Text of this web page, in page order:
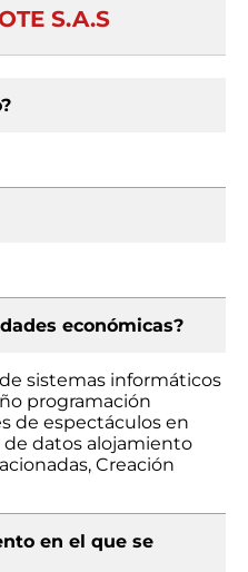
S.A.S
económicas?
sistemas informáticos
programación
de espectáculos en
de datos alojamiento
Creación
en el que se